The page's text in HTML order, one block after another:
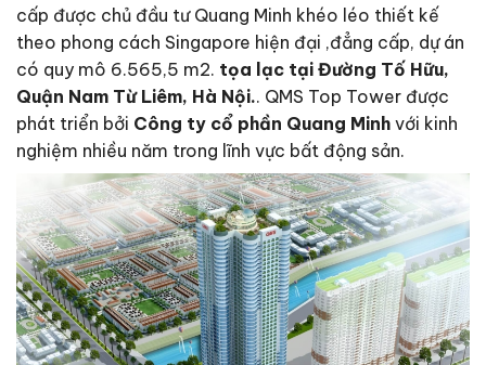
cấp được chủ đầu tư Quang Minh khéo léo thiết kế
theo phong cách Singapore hiện đại ,đẳng cấp, dự án
có quy mô 6.565,5 m2. tọa lạc tại Đường Tố Hữu,
Quận Nam Từ Liêm, Hà Nội.. QMS Top Tower được
phát triển bởi Công ty cổ phần Quang Minh với kinh
nghiệm nhiều năm trong lĩnh vực bất động sản.